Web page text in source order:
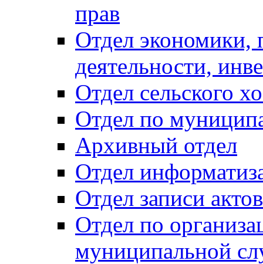
прав
Отдел экономики,
деятельности,
Отдел сельского
Отдел по
Архивный отдел
Отдел
Отдел записи
Отдел по
муниципальной